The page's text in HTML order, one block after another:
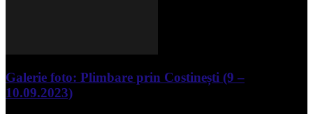
Galerie foto: Plimbare prin Costinești (9 –
10.09.2023)